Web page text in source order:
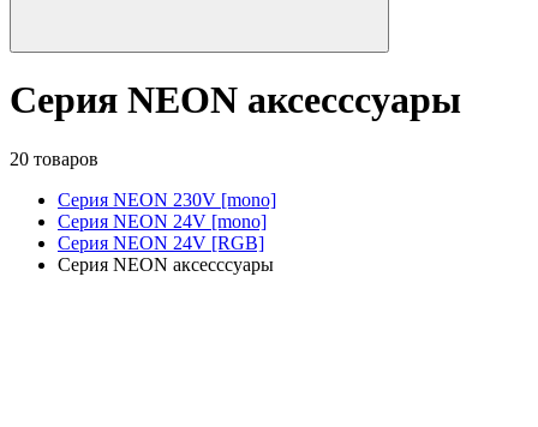
Серия NEON аксесссуары
20 товаров
Серия NEON 230V [mono]
Серия NEON 24V [mono]
Серия NEON 24V [RGB]
Серия NEON аксесссуары